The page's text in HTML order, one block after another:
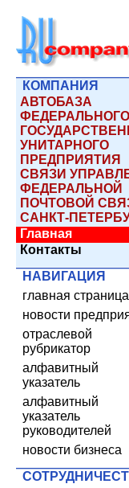
КОМПАНИЯ
АВТОБАЗА
ФЕДЕРАЛЬНОГО
УНИТАРНОГО
ПРЕДПРИЯТИЯ
СВЯЗИ
ФЕДЕРАЛЬНОЙ
ПОЧТОВОЙ
САНКТ-
Главная
Контакты
НАВИГАЦИЯ
главная страница
новости
отраслевой
рубрикатор
алфавитный
указатель
алфавитный
указатель
руководителей
новости бизнеса